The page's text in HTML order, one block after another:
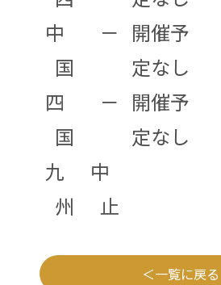
中
国
－ 開催予
定なし
四
国
－ 開催予
定なし
九
州
中
止
一覧に戻る